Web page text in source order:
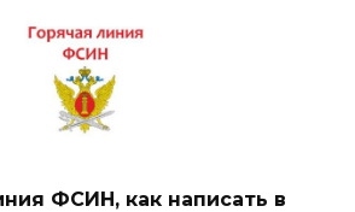
ФСИН, как написать в